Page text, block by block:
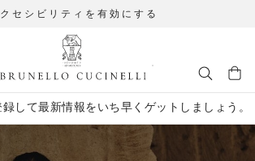
セシビリティを有効にする
移動します
録して最新情報をいち早くゲットしましょう。